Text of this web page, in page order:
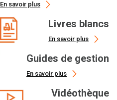
En savoir plus
Livres blancs
En savoir plus
Guides de gestion
En savoir plus
Vidéothèque